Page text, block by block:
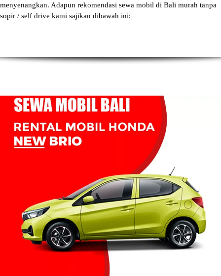
menyenangkan. Adapun rekomendasi sewa mobil di Bali murah tanpa
sopir / self drive kami sajikan dibawah ini: